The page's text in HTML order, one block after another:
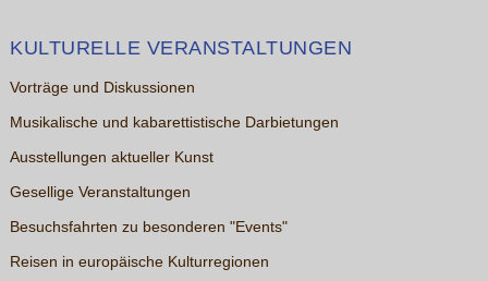
KULTURELLE VERANSTALTUNGEN
Vorträge und Diskussionen
Musikalische und kabarettistische Darbietungen
Ausstellungen aktueller Kunst
Gesellige Veranstaltungen
Besuchsfahrten zu besonderen "Events"
Reisen in europäische Kulturregionen